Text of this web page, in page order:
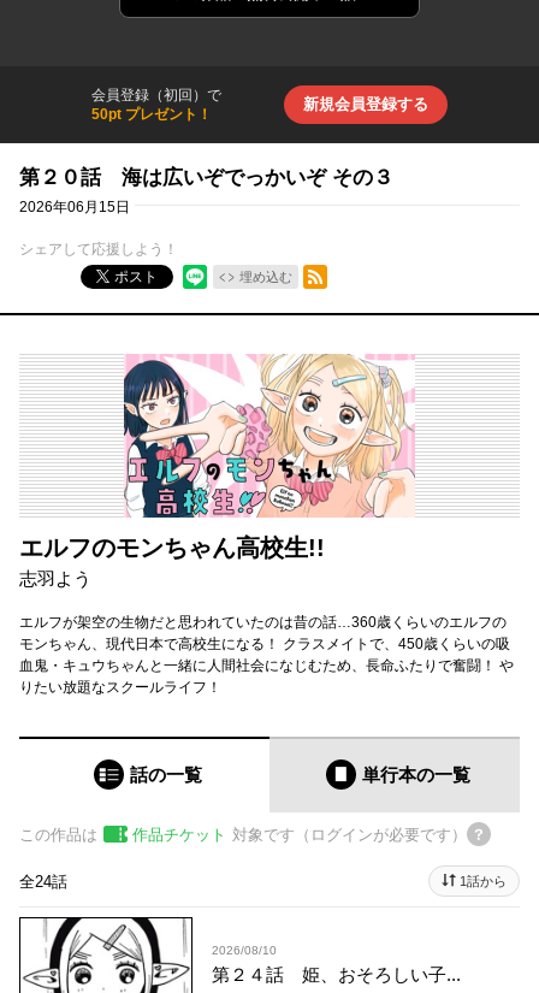
会員登録（初回）で
50pt プレゼント！
新規会員登録する
第２０話 海は広いぞでっかいぞ その３
2026年06月15日
シェアして応援しよう！
ポスト
埋め込む
RSSフィード
エルフのモンちゃん高校生!!
志羽よう
エルフが架空の生物だと思われていたのは昔の話…360歳くらいのエルフの
モンちゃん、現代日本で高校生になる！ クラスメイトで、450歳くらいの吸
血鬼・キュウちゃんと一緒に人間社会になじむため、長命ふたりで奮闘！ や
りたい放題なスクールライフ！
話の一覧 単行本の一覧
この作品は 作品チケット 対象です（ログインが必要です）
全24話 1話から
2026/08/10
第２４話 姫、おそろしい子...